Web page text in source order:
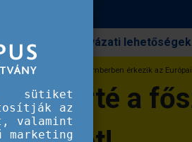
Pályázati lehetőségek
sporté a főszerep: szeptemberben érkezik az
a sporté a
sütiket
az
valamint
marketing